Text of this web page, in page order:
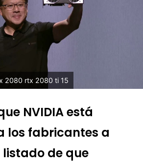
2080 rtx 2080 ti 15
NVIDIA está
los fabricantes a
de que